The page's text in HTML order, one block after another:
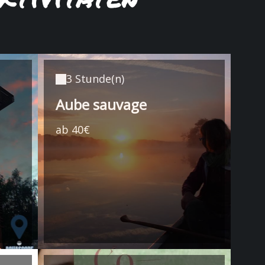
3 Stunde(n)
Aube sauvage
ab 40€